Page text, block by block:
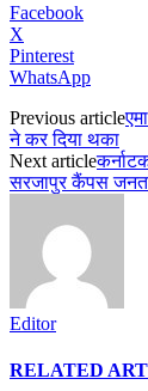
Facebook
X
Pinterest
WhatsApp
Previous article
ने कर दिया थका
Next article
सरजापुर कैंपस
Editor
RELATED